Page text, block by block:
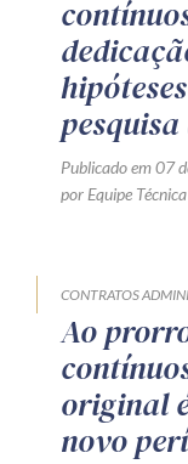
Publicado em 07
por Equipe
CONTRATOS
Ao
original
novo